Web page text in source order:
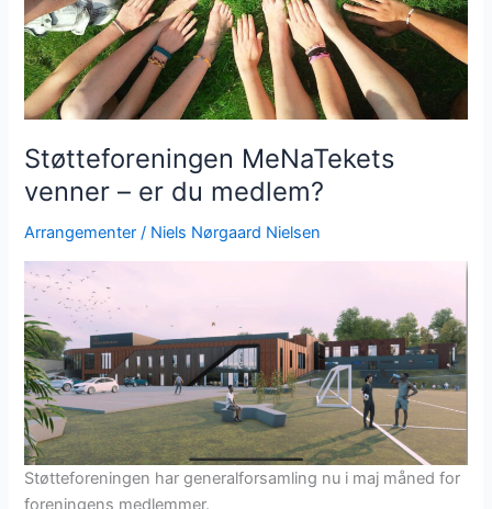
Støtteforeningen MeNaTekets
venner – er du medlem?
Arrangementer / Niels Nørgaard Nielsen
Støtteforeningen har generalforsamling nu i maj måned for
foreningens medlemmer.